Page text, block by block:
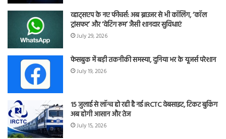
व्हाट्सएप के नए फीचर्स: अब ब्राउजर से भी कॉलिंग, ‘कॉल
ट्रांसफर’ और ‘वेटिंग रूम’ जैसी शानदार सुविधाएं
July 29, 2026
फेसबुक में बड़ी तकनीकी समस्या, दुनिया भर के यूजर्स परेशान
July 19, 2026
15 जुलाई से लॉन्च हो रही है नई IRCTC वेबसाइट, टिकट बुकिंग
अब होगी आसान और तेज
July 15, 2026